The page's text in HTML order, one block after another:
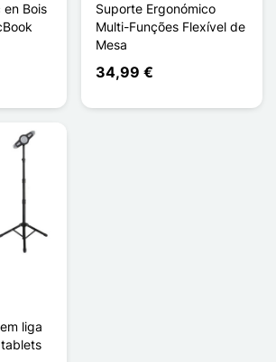
en Bois
claro
Suporte Ergonómico
Multi-Funções Flexível de
Mesa
34,99 €
liga